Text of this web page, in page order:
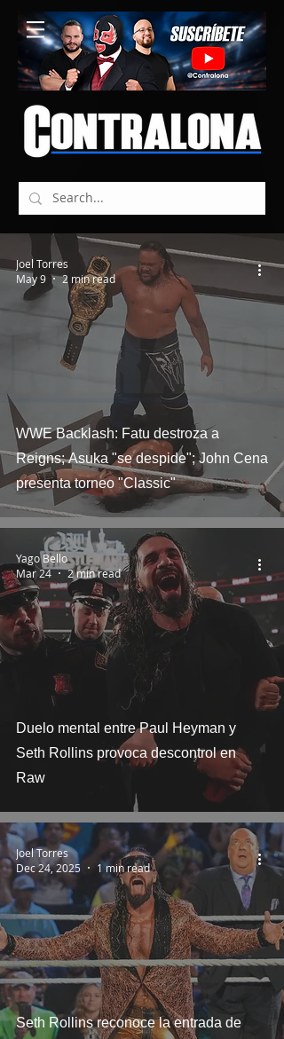
WWE Backlash: Fatu destroza a
Reigns; Asuka "se despide"; John Cena
presenta torneo "Classic"
Joel Torres
May 9
2 min read
Duelo mental entre Paul Heyman y
Seth Rollins provoca descontrol en
Raw
Yago Bello
Mar 24
2 min read
Seth Rollins reconoce la entrada de
Joel Torres
Dec 24, 2025
1 min read